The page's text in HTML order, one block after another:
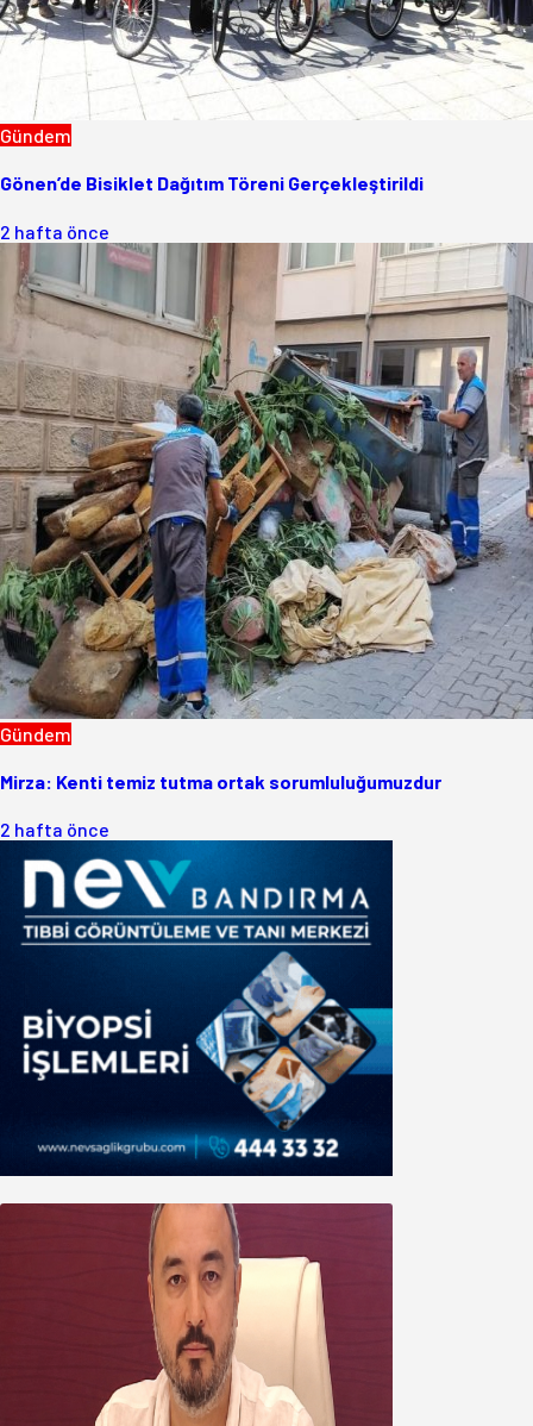
Gündem
Gönen’de Bisiklet Dağıtım Töreni Gerçekleştirildi
2 hafta önce
Gündem
Mirza: Kenti temiz tutma ortak sorumluluğumuzdur
2 hafta önce